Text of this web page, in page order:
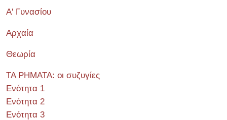
Α' Γυνασίου
Αρχαία
Θεωρία
ΤΑ ΡΗΜΑΤΑ: οι συζυγίες
Ενότητα 1
Ενότητα 2
Ενότητα 3